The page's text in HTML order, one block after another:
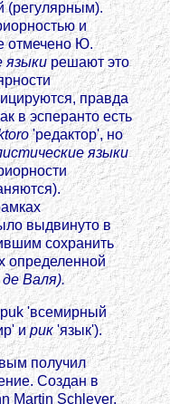
(регулярным).
и
отмечено Ю.
языки решают это
правда
в эсперанто есть
'редактор', но
языки
выдвинуто в
сохранить
определенной
Валя).
'всемирный
ирuк'язык').
получил
Создан в
Martin Schleyer,